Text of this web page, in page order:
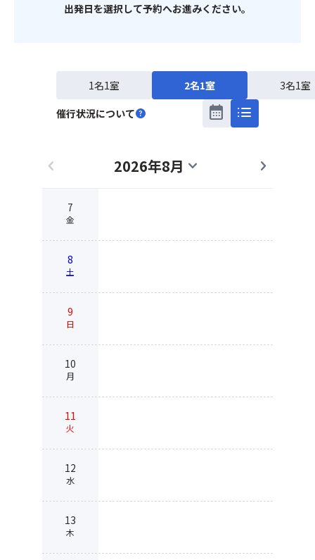
出発日を選択して予約へお進みください。
1名1室 2名1室
3名1室
催行状況についてhelp calendar_month list
chevron_left 2026年8月 expand_more chevron_right
7
金
8
土
9
日
10
月
11
火
12
水
13
木